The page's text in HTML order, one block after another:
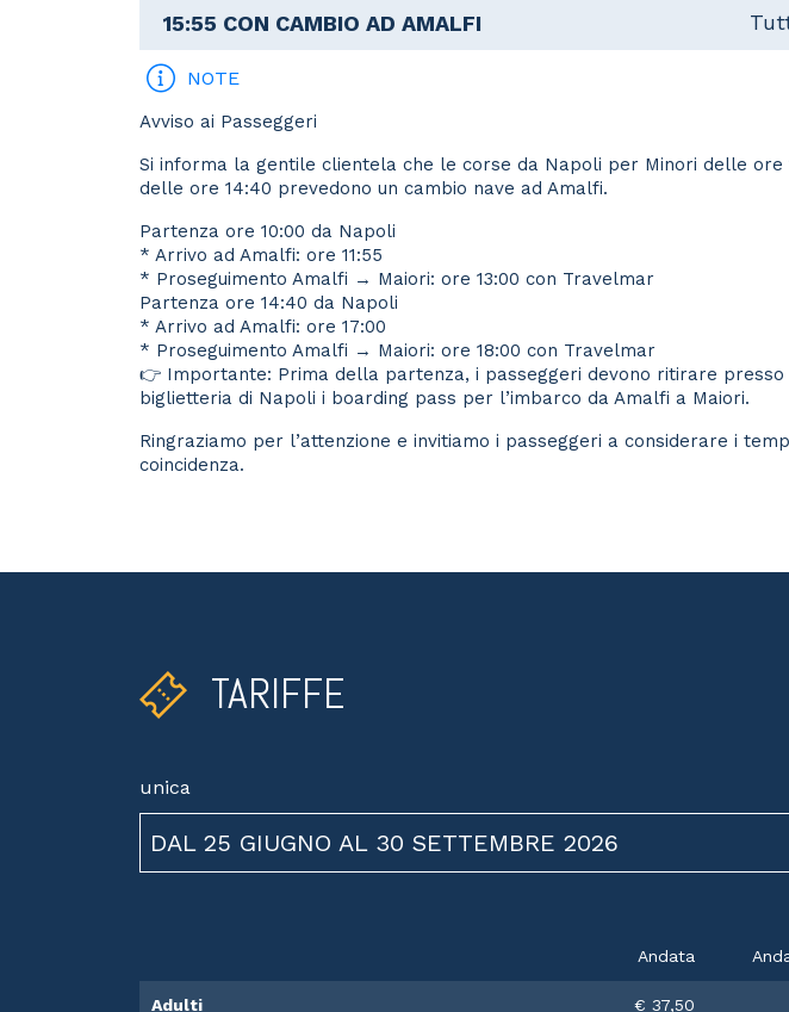
15:55 CON CAMBIO AD AMALFI
NOTE
Avviso ai Passeggeri
Si informa la gentile clientela che le corse da Napoli per Minori delle ore
delle ore 14:40 prevedono un cambio nave ad Amalfi.
Partenza ore 10:00 da Napoli
* Arrivo ad Amalfi: ore 11:55
* Proseguimento Amalfi → Maiori: ore 13:00 con Travelmar
Partenza ore 14:40 da Napoli
* Arrivo ad Amalfi: ore 17:00
* Proseguimento Amalfi → Maiori: ore 18:00 con Travelmar
👉 Importante: Prima della partenza, i passeggeri devono ritirare
biglietteria di Napoli i boarding pass per l’imbarco da Amalfi a Maiori.
Ringraziamo per l’attenzione e invitiamo i passeggeri a considerare i
coincidenza.
TARIFFE
unica
DAL 25 GIUGNO AL 30 SETTEMBRE 2026
Andata
Adulti € 37,50